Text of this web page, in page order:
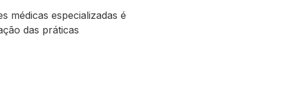
médicas especializadas é
das práticas